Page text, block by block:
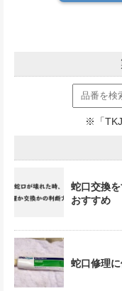
※「
蛇口交換
おすすめ
蛇口修理